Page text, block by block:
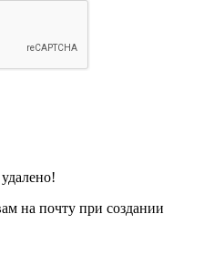
на почту при создании